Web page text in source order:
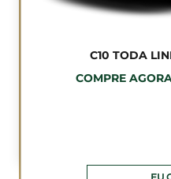
C10 TODA
COMPRE
EU